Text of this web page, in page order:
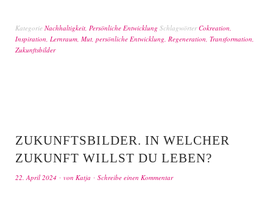
Kategorie Nachhaltigkeit, Persönliche Entwicklung SchlagwörterCokreation,
Inspiration, Lernraum, Mut, persönliche Entwicklung, Regeneration, Transformation,
Zukunftsbilder
ZUKUNFTSBILDER. IN WELCHER
ZUKUNFT WILLST DU LEBEN?
22. April 2024 von Katja Schreibe einen Kommentar